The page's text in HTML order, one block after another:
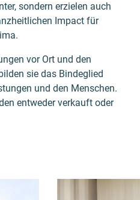
sondern erzielen auch
Impact für
vor Ort und den
sie das Bindeglied
und den Menschen.
entweder verkauft oder